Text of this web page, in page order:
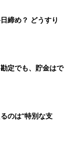
締め？ どうすり
定でも、貯金はで
のは“特別な支